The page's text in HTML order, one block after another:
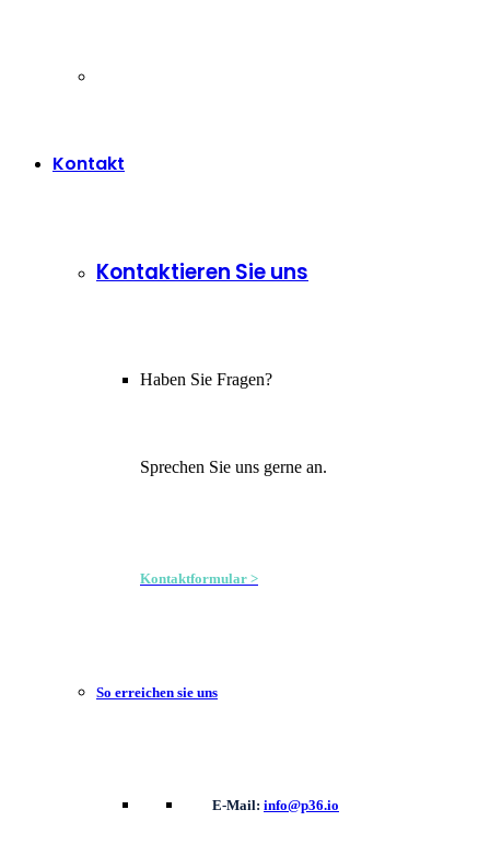
Kontakt
Kontaktieren Sie uns
Haben Sie Fragen?
Sprechen Sie uns gerne an.
Kontaktformular >
So erreichen sie uns
E-Mail: info@p36.io